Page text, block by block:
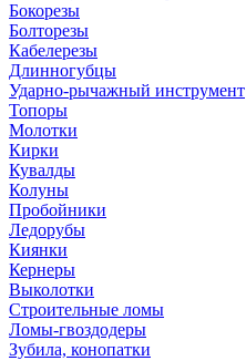
Бокорезы
Болторезы
Кабелерезы
Длинногубцы
Ударно-рычажный инструмент
Топоры
Молотки
Кирки
Кувалды
Колуны
Пробойники
Ледорубы
Киянки
Кернеры
Выколотки
Строительные ломы
Ломы-гвоздодеры
Зубила, конопатки